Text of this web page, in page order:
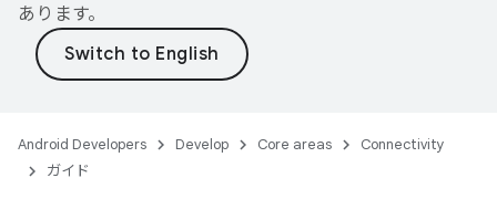
あります。
Android Developers Develop Core areas
Connectivity
ガイド